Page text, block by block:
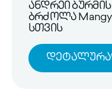
ანდრეი
ბრძოლა
სთვის